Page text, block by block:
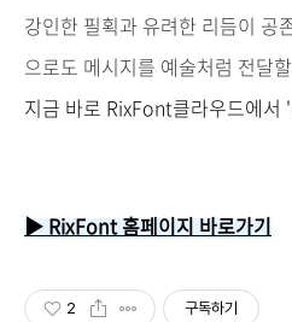
강인한 필획과 유려한 리듬이 공
으로도 메시지를 예술처럼 전달
지금 바로 RixFont클라우드에서
▶ RixFont 홈페이지 바로가기
2 구독하기